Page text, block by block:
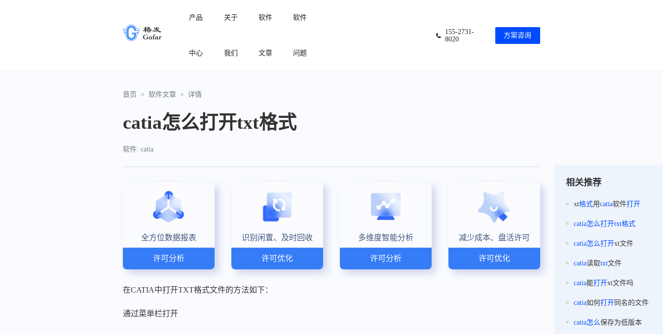
产品
中心
许可分析
实现专业软件许可精细化管理
关于
我们
软件
文章
软件
问题
155-2731-
8020
方案咨询
首页 > 软件文章 > 详情
catia怎么打开txt格式
软件: catia
全方位数据报表
许可分析
识别闲置、及时回收
许可优化
多维度智能分析
许可分析
减少成本、盘活许可
许可优化
在CATIA中打开TXT格式文件的方法如下：
通过菜单栏打开
相关推荐
xt格式用catia软件打开
catia怎么打开txt格式
catia怎么打开xt文件
catia读取txt文件
catia能打开xt文件吗
catia如何打开同名的文件
catia怎么保存为低版本